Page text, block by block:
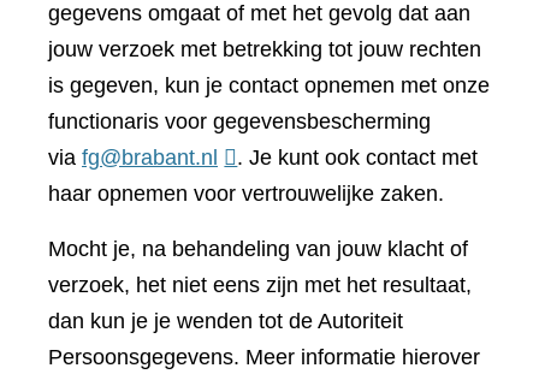
gegevens omgaat of met het gevolg dat aan
jouw verzoek met betrekking tot jouw rechten
is gegeven, kun je contact opnemen met onze
functionaris voor gegevensbescherming
via fg@brabant.nl
. Je kunt ook contact met
haar opnemen voor vertrouwelijke zaken.
Mocht je, na behandeling van jouw klacht of
verzoek, het niet eens zijn met het resultaat,
dan kun je je wenden tot de Autoriteit
Persoonsgegevens. Meer informatie hierover